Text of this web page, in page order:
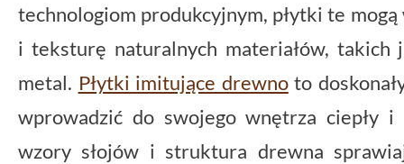
technologiom produkcyjnym, płytki te
i teksturę naturalnych materiałów,
metal. Płytki imitujące drewnoto
wprowadzić do swojego wnętrza ciepły
wzory słojów i struktura drewna